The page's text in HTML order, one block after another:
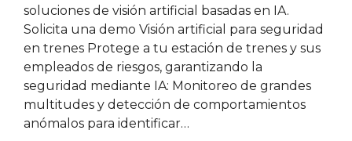
soluciones de visión artificial basadas en IA.
Solicita una demo Visión artificial para seguridad
en trenes Protege a tu estación de trenes y sus
empleados de riesgos, garantizando la
seguridad mediante IA: Monitoreo de grandes
multitudes y detección de comportamientos
anómalos para identificar…